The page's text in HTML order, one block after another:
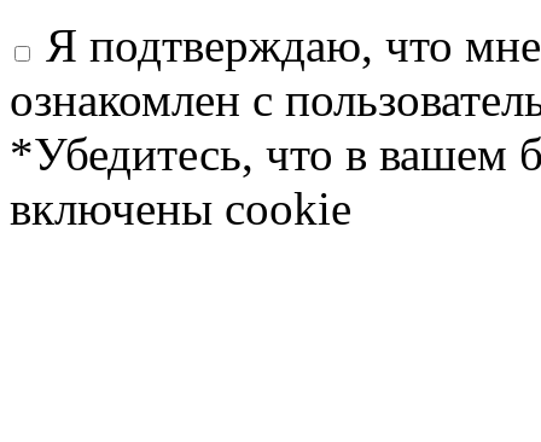
Я подтверждаю, что
ознакомлен с
*Убедитесь, что в вашем
включены cookie